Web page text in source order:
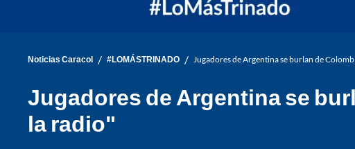
Noticias Caracol / #LOMÁSTRINADO / Jugadores de Argentina se burlan de
Jugadores de Argentina se
la radio"